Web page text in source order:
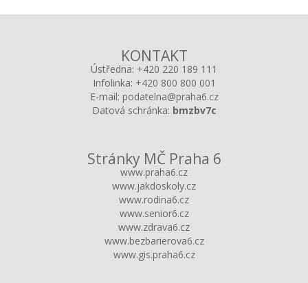
KONTAKT
Ústředna: +420 220 189 111
Infolinka: +420 800 800 001
E-mail: podatelna@praha6.cz
Datová schránka: bmzbv7c
Stránky MČ Praha 6
www.praha6.cz
www.jakdoskoly.cz
www.rodina6.cz
www.senior6.cz
www.zdrava6.cz
www.bezbarierova6.cz
www.gis.praha6.cz